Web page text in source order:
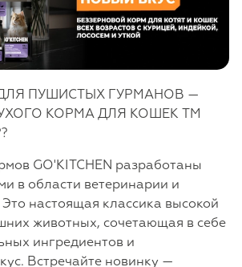
ДЛЯ ПУШИСТЫХ ГУРМАНОВ —
КОРМА ДЛЯ КОШЕК TM
GO'KITCHEN разработаны
в области ветеринарии и
настоящая классика высокой
животных, сочетающая в себе
ингредиентов и
Встречайте новинку —